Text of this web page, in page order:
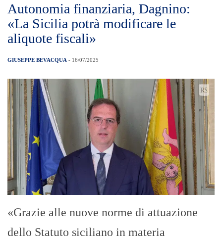
Autonomia finanziaria, Dagnino:
«La Sicilia potrà modificare le
aliquote fiscali»
GIUSEPPE BEVACQUA - 16/07/2025
«Grazie alle nuove norme di attuazione
dello Statuto siciliano in materia